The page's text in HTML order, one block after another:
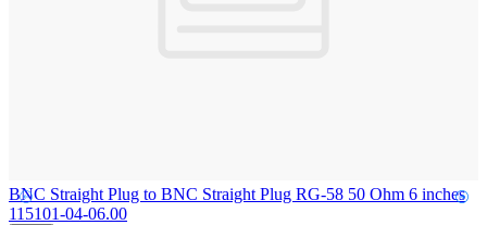
BNC Straight Plug to BNC Straight Plug RG-58 50 Ohm 6 inches
115101-04-06.00